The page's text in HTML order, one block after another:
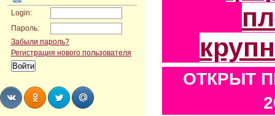
Login:
Пароль:
Забыли пароль?
Регистрация нового пользователя
ОТКРЫТ